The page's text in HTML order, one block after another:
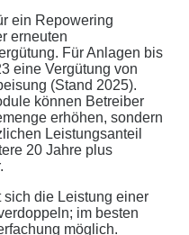
derDatenverarbeitung
ohne Ihre ausdrückliche
Ihre Daten nicht zu
ein Repowering
erneuten
Für Anlagen bis
eine Vergütung von
(Stand 2025).
können Betreiber
erhöhen, sondern
Leistungsanteil
20 Jahre plus
die Leistung einer
im besten
möglich.